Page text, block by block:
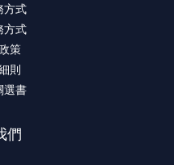
方式
方式
策
則
選書
們